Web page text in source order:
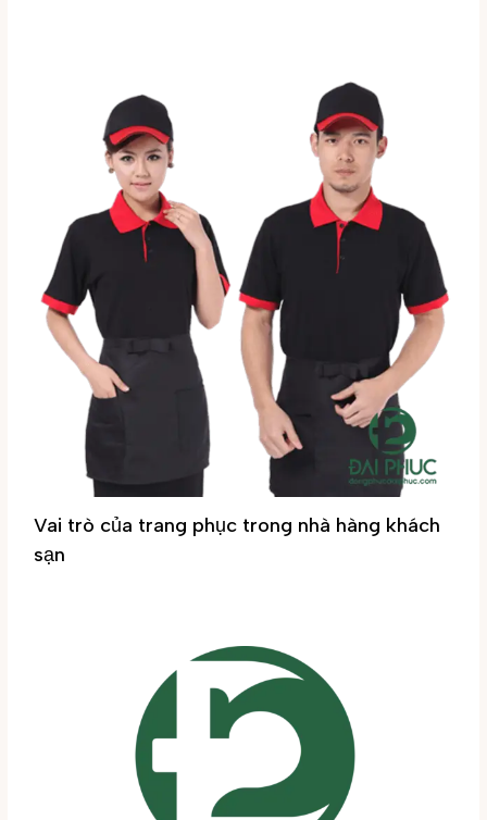
Vai trò của trang phục trong nhà hàng khách
sạn